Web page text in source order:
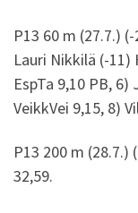
P13 60 m (27.7.)
Lauri Nikkilä (-11)
EspTa 9,10 PB,
VeikkVei 9,15, 8)
P13 200 m (28.7.)
32,59.